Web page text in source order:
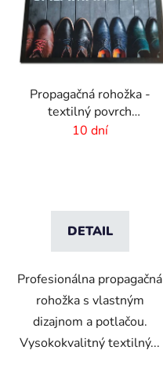
Propagačná rohožka -
textilný povrch
-85x150 cm
10 dní
DETAIL
Profesionálna propagačná
rohožka s vlastným
dizajnom a potlačou.
Vysokokvalitný textilný...